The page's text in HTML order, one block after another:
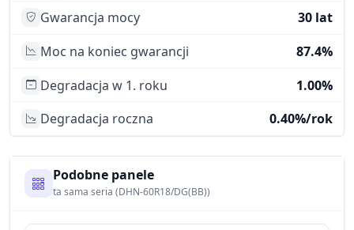
Gwarancja mocy
30 lat
Moc na koniec gwarancji
87.4%
Degradacja w 1. roku
1.00%
Degradacja roczna
0.40%/rok
Podobne panele
ta sama seria (DHN-60R18/DG(BB))